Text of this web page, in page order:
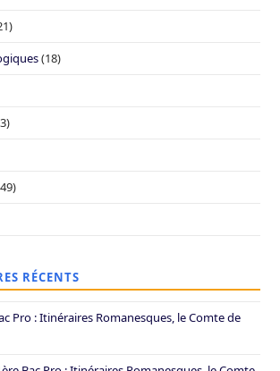
(18)
RÉCENTS
Pro : Itinéraires Romanesques, le Comte de